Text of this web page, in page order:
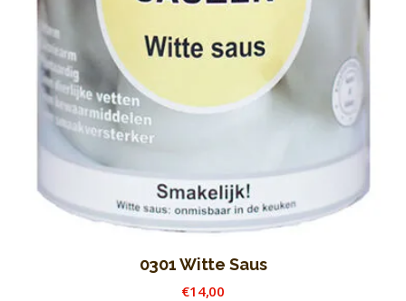
0301 Witte Saus
€14,00